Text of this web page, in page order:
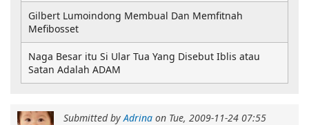
Submitted byAdrina on Tue, 2009-11-24 07:55
Gilbert Lumoindong Membual Dan Memfitnah
Mefibosset
Naga Besar itu Si Ular Tua Yang Disebut Iblis atau
Satan Adalah ADAM